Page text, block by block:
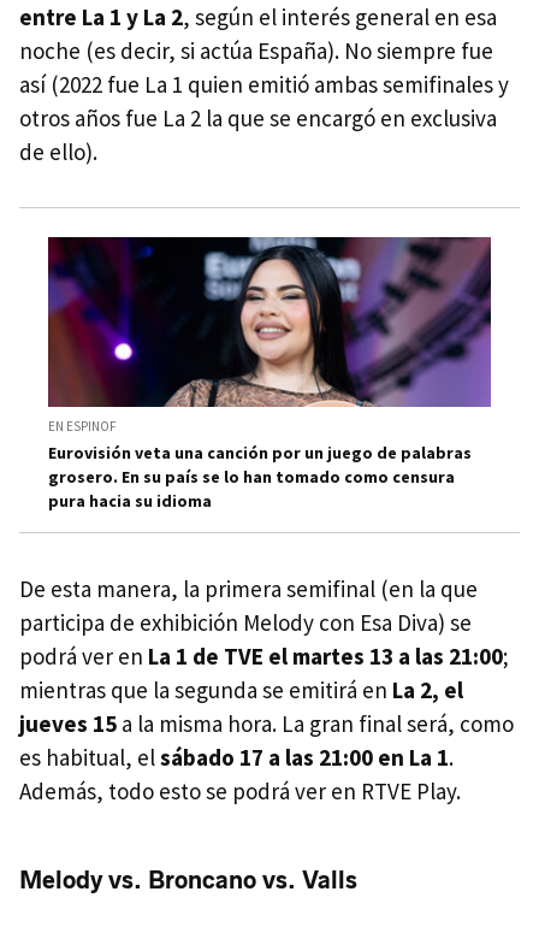
entre La 1 y La 2, según el interés general en esa
noche (es decir, si actúa España). No siempre fue
así (2022 fue La 1 quien emitió ambas semifinales y
otros años fue La 2 la que se encargó en exclusiva
de ello).
EN ESPINOF
Eurovisión veta una canción por un juego de palabras
grosero. En su país se lo han tomado como censura
pura hacia su idioma
De esta manera, la primera semifinal (en la que
participa de exhibición Melody con Esa Diva) se
podrá ver en La 1 de TVE el martes 13 a las 21:00;
mientras que la segunda se emitirá en La 2, el
jueves 15 a la misma hora. La gran final será, como
es habitual, elsábado 17 a las 21:00 en La 1.
Además, todo esto se podrá ver en RTVE Play.
Melody vs. Broncano vs. Valls